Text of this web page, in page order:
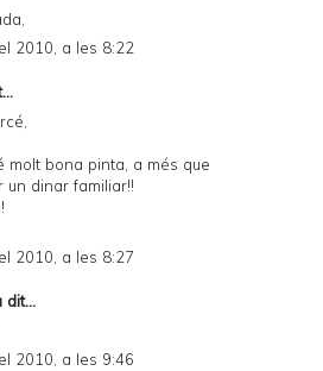
2010, a les 8:22
molt bona pinta, a més que
un dinar familiar!!
2010, a les 8:27
dit...
2010, a les 9:46